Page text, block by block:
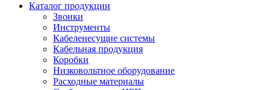
Каталог продукции
Звонки
Инструменты
Кабеленесущие системы
Кабельная продукция
Коробки
Низковольтное оборудование
Расходные материалы